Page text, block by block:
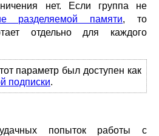
нет. Если группа не
разделяемой памяти, то
отдельно для каждого
параметр был доступен как
подписки.
попыток работы с